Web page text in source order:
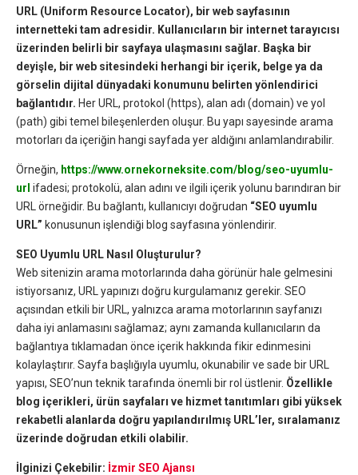
URL (Uniform Resource Locator), bir web sayfasının
internetteki tam adresidir. Kullanıcıların bir internet tarayıcısı
üzerinden belirli bir sayfaya ulaşmasını sağlar. Başka bir
deyişle, bir web sitesindeki herhangi bir içerik, belge ya da
görselin dijital dünyadaki konumunu belirten yönlendirici
bağlantıdır. Her URL, protokol (https), alan adı (domain) ve yol
(path) gibi temel bileşenlerden oluşur. Bu yapı sayesinde arama
motorları da içeriğin hangi sayfada yer aldığını anlamlandırabilir.
Örneğin, https://www.ornekorneksite.com/blog/seo-uyumlu-
url ifadesi; protokolü, alan adını ve ilgili içerik yolunu barındıran bir
URL örneğidir. Bu bağlantı, kullanıcıyı doğrudan “SEO uyumlu
URL” konusunun işlendiği blog sayfasına yönlendirir.
SEO Uyumlu URL Nasıl Oluşturulur?
Web sitenizin arama motorlarında daha görünür hale gelmesini
istiyorsanız, URL yapınızı doğru kurgulamanız gerekir. SEO
açısından etkili bir URL, yalnızca arama motorlarının sayfanızı
daha iyi anlamasını sağlamaz; aynı zamanda kullanıcıların da
bağlantıya tıklamadan önce içerik hakkında fikir edinmesini
kolaylaştırır. Sayfa başlığıyla uyumlu, okunabilir ve sade bir URL
yapısı, SEO’nun teknik tarafında önemli bir rol üstlenir. Özellikle
blog içerikleri, ürün sayfaları ve hizmet tanıtımları gibi yüksek
rekabetli alanlarda doğru yapılandırılmış URL’ler, sıralamanız
üzerinde doğrudan etkili olabilir.
İlginizi Çekebilir: İzmir SEO Ajansı